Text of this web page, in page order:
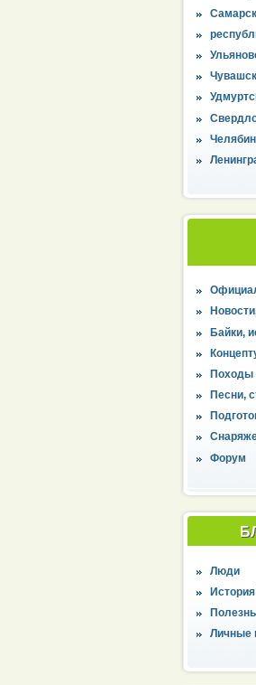
Байки,
Походы
Песни,
Форум
Люди
Личные